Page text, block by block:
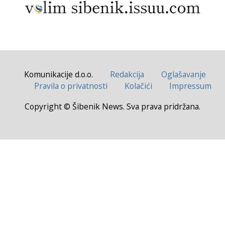
Komunikacije d.o.o. Redakcija
Oglašavanje
Pravila o privatnosti
Kolačići
Impressum
Copyright © Šibenik News. Sva prava pridržana.